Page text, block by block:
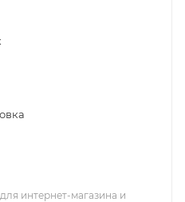
интернет-магазина и